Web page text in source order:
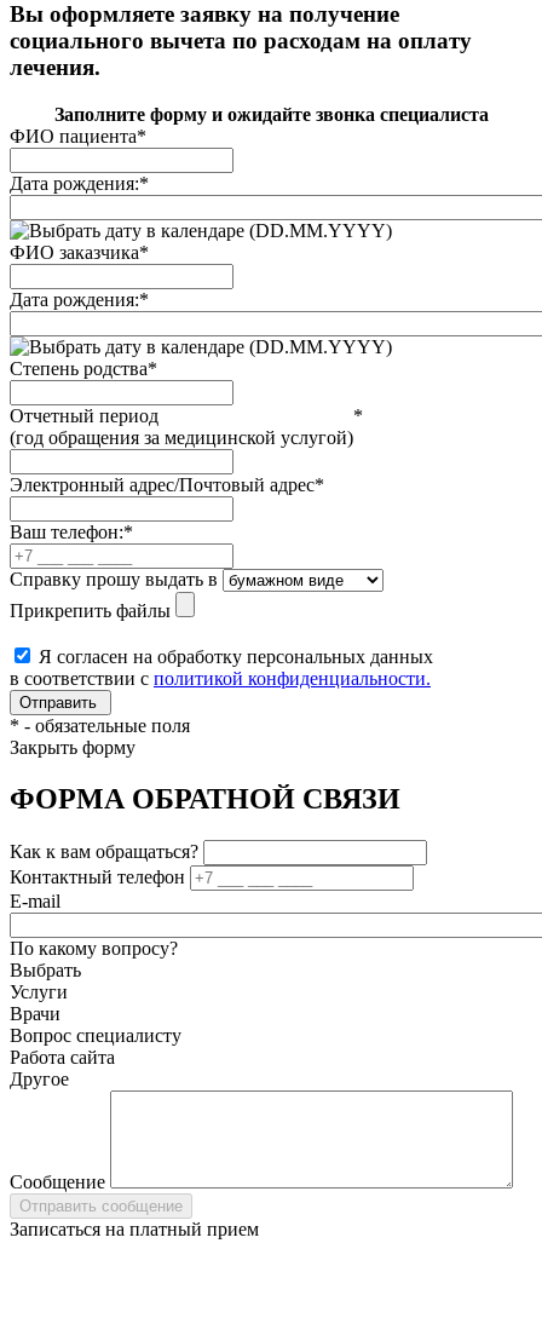
Вы оформляете заявку на получение
социального вычета по расходам на оплату
лечения.
Заполните форму и ожидайте звонка специалиста
ФИО пациента*
Дата рождения:*
(DD.MM.YYYY)
ФИО заказчика*
Дата рождения:*
(DD.MM.YYYY)
Степень родства*
Отчетный период
(год обращения за медицинской услугой)
*
Электронный адрес/Почтовый адрес*
Ваш телефон:*
Справку прошу выдать в
Прикрепить файлы
Я согласен на обработку персональных данных
в соответствии с политикой конфиденциальности.
* - обязательные поля
Закрыть форму
ФОРМА ОБРАТНОЙ СВЯЗИ
Как к вам обращаться?
Контактный телефон
E-mail
По какому вопросу?
Выбрать
Услуги
Врачи
Вопрос специалисту
Работа сайта
Другое
Сообщение
Записаться на платный прием